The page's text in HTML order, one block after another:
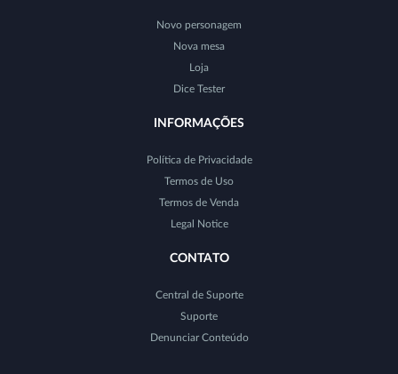
Novo personagem
Nova mesa
Loja
Dice Tester
INFORMAÇÕES
Política de Privacidade
Termos de Uso
Termos de Venda
Legal Notice
CONTATO
Central de Suporte
Suporte
Denunciar Conteúdo